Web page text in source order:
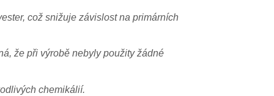
což snižuje závislost na primárních
že při výrobě nebyly použity žádné
chemikálií.